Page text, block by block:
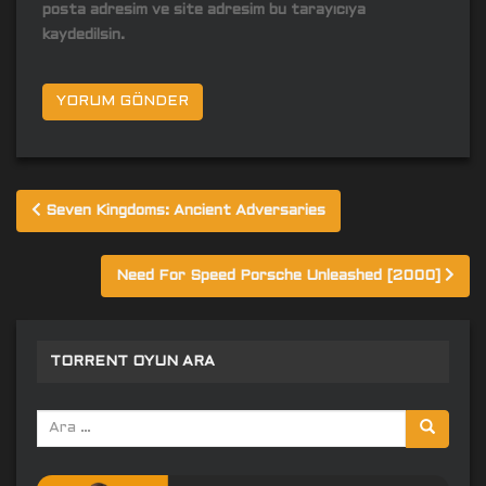
posta adresim ve site adresim bu tarayıcıya
kaydedilsin.
Yazı
gezinmesi
Seven Kingdoms: Ancient Adversaries
Need For Speed Porsche Unleashed [2000]
TORRENT OYUN ARA
Arama
yap: